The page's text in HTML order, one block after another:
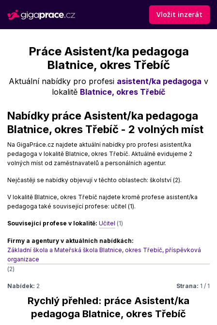
Vložit inzerát
Práce Asistent/ka pedagoga
Blatnice, okres Třebíč
Aktuální nabídky pro profesi asistent/ka pedagoga v
lokalitě Blatnice, okres Třebíč
Nabídky práce Asistent/ka pedagoga
Blatnice, okres Třebíč - 2 volných míst
Na GigaPráce.cz najdete aktuální nabídky pro profesi asistent/ka
pedagoga v lokalitě Blatnice, okres Třebíč. Aktuálně evidujeme 2
volných míst od zaměstnavatelů a personálních agentur.
Nejčastěji se nabídky objevují v těchto oblastech: školství (2).
V lokalitě Blatnice, okres Třebíč najdete kromě profese asistent/ka
pedagoga také související profese: učitel (1).
Související profese v lokalitě: Učitel (1)
Firmy a agentury v aktuálních nabídkách:
Základní škola a Mateřská škola Blatnice, okres Třebíč, příspěvková
organizace
(2)
Nabídek: 2 Strana: 1 / 1
Rychlý přehled: práce Asistent/ka
pedagoga Blatnice, okres Třebíč